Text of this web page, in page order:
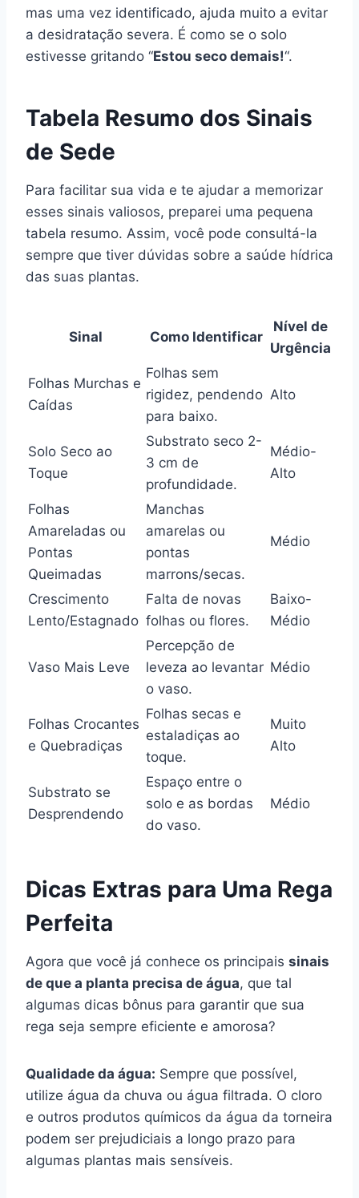
mas uma vez identificado, ajuda muito a evitar
a desidratação severa. É como se o solo
estivesse gritando “Estou seco demais!“.
Tabela Resumo dos Sinais
de Sede
Para facilitar sua vida e te ajudar a memorizar
esses sinais valiosos, preparei uma pequena
tabela resumo. Assim, você pode consultá-la
sempre que tiver dúvidas sobre a saúde hídrica
das suas plantas.
Sinal Como Identificar
Nível de
Urgência
Folhas Murchas e
Caídas
Folhas sem
rigidez, pendendo
para baixo.
Alto
Solo Seco ao
Toque
Substrato seco 2-
3 cm de
profundidade.
Médio-
Alto
Folhas
Amareladas ou
Pontas
Queimadas
Manchas
amarelas ou
pontas
marrons/secas.
Médio
Crescimento
Lento/Estagnado
Falta de novas
folhas ou flores.
Baixo-
Médio
Vaso Mais Leve
Percepção de
leveza ao levantar
o vaso.
Médio
Folhas Crocantes
e Quebradiças
Folhas secas e
estaladiças ao
toque.
Muito
Alto
Substrato se
Desprendendo
Espaço entre o
solo e as bordas
do vaso.
Médio
Dicas Extras para Uma Rega
Perfeita
Agora que você já conhece os principais sinais
de que a planta precisa de água, que tal
algumas dicas bônus para garantir que sua
rega seja sempre eficiente e amorosa?
Qualidade da água: Sempre que possível,
utilize água da chuva ou água filtrada. O cloro
e outros produtos químicos da água da torneira
podem ser prejudiciais a longo prazo para
algumas plantas mais sensíveis.